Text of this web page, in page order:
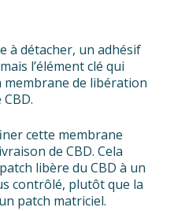
à détacher, un adhésif
l’élément clé qui
membrane de libération
cette membrane
de CBD. Cela
libère du CBD à un
contrôlé, plutôt que la
patch matriciel.